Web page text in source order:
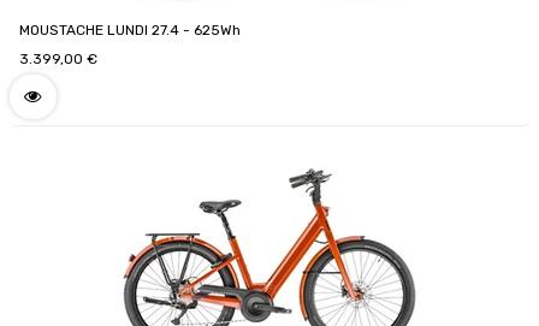
MOUSTACHE LUNDI 27.4 - 625Wh
3.399,00 €